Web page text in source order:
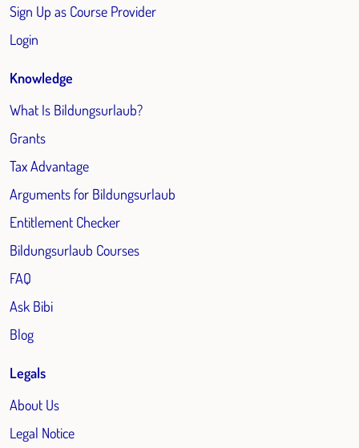
Sign Up as Course Provider
Login
Knowledge
What Is Bildungsurlaub?
Grants
Tax Advantage
Arguments for Bildungsurlaub
Entitlement Checker
Bildungsurlaub Courses
FAQ
Ask Bibi
Blog
Legals
About Us
Legal Notice